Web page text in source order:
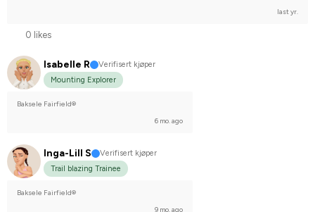
last yr.
0 likes
Isabelle R
Verifisert kjøper
Mounting Explorer
Baksele Fairfield®
6 mo. ago
Inga-Lill S
Verifisert kjøper
Trail blazing Trainee
Baksele Fairfield®
9 mo. ago